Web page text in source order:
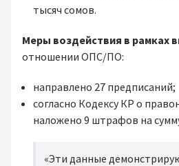
тысяч сомов.
Меры воздействия в рамках
отношении ОПС/ПО:
направлено 27 предписаний;
согласно Кодексу КР о
наложено 9 штрафов на
«Эти данные